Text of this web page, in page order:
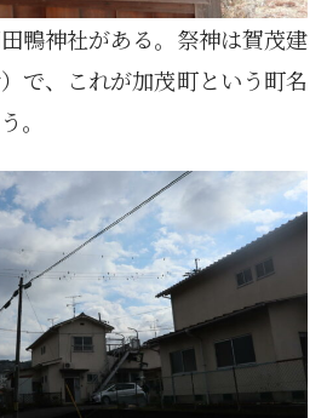
鴨神社がある。祭神は賀茂建
で、これが加茂町という町名
。